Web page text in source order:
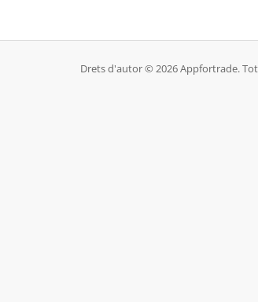
Drets d'autor © 2026 Appfortrade.